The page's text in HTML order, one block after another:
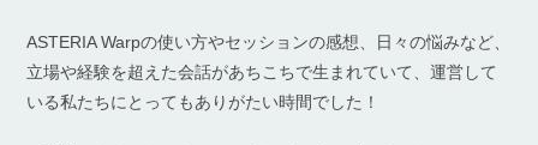
ASTERIA Warpの使い方やセッションの感想、日々の悩みなど、
立場や経験を超えた会話があちこちで生まれていて、運営して
いる私たちにとってもありがたい時間でした！